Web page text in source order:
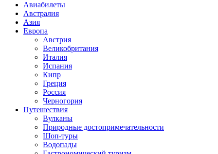
Авиабилеты
Австралия
Азия
Европа
Австрия
Великобритания
Италия
Испания
Кипр
Греция
Россия
Черногория
Путешествия
Вулканы
Природные достопримечательности
Шоп-туры
Водопады